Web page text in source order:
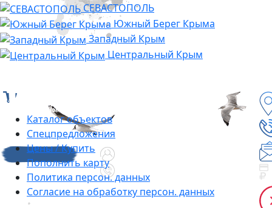
СЕВАСТОПОЛЬ
Южный Берег Крыма
Западный Крым
Центральный Крым
Каталог объектов
Cпецпредложения
Цены / Купить
Пополнить карту
Политика персон. данных
Согласие на обработку персон. данных